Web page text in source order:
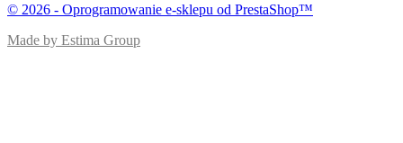
© 2026 - Oprogramowanie e-sklepu od PrestaShop™
Made by Estima Group